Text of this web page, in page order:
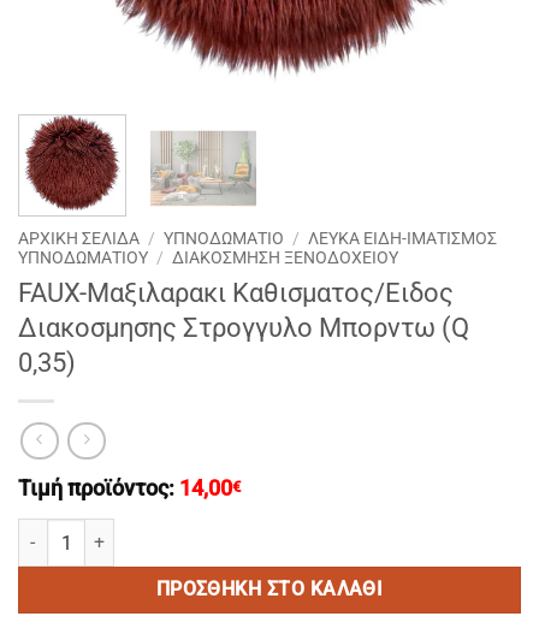
ΑΡΧΙΚΉ ΣΕΛΊΔΑ / ΥΠΝΟΔΩΜΑΤΙΟ / ΛΕΥΚΑ ΕΙΔΗ-ΙΜΑΤΙΣΜΟΣ
ΥΠΝΟΔΩΜΑΤΙΟΥ / ΔΙΑΚΟΣΜΗΣΗ ΞΕΝΟΔΟΧΕΙΟΥ
FAUX-Μαξιλαρακι Καθισματος/Ειδος
Διακοσμησης Στρογγυλο Μπορντω (Q
0,35)
Τιμή προϊόντος: 14,00€
FAUX-Μαξιλαρακι Καθισματος/Ειδος Διακοσμησης Στρογγυλο
ΠΡΟΣΘΉΚΗ ΣΤΟ ΚΑΛΆΘΙ